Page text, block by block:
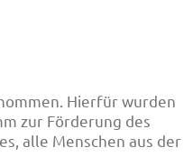
Hierfür wurden
zur Förderung des
alle Menschen aus der